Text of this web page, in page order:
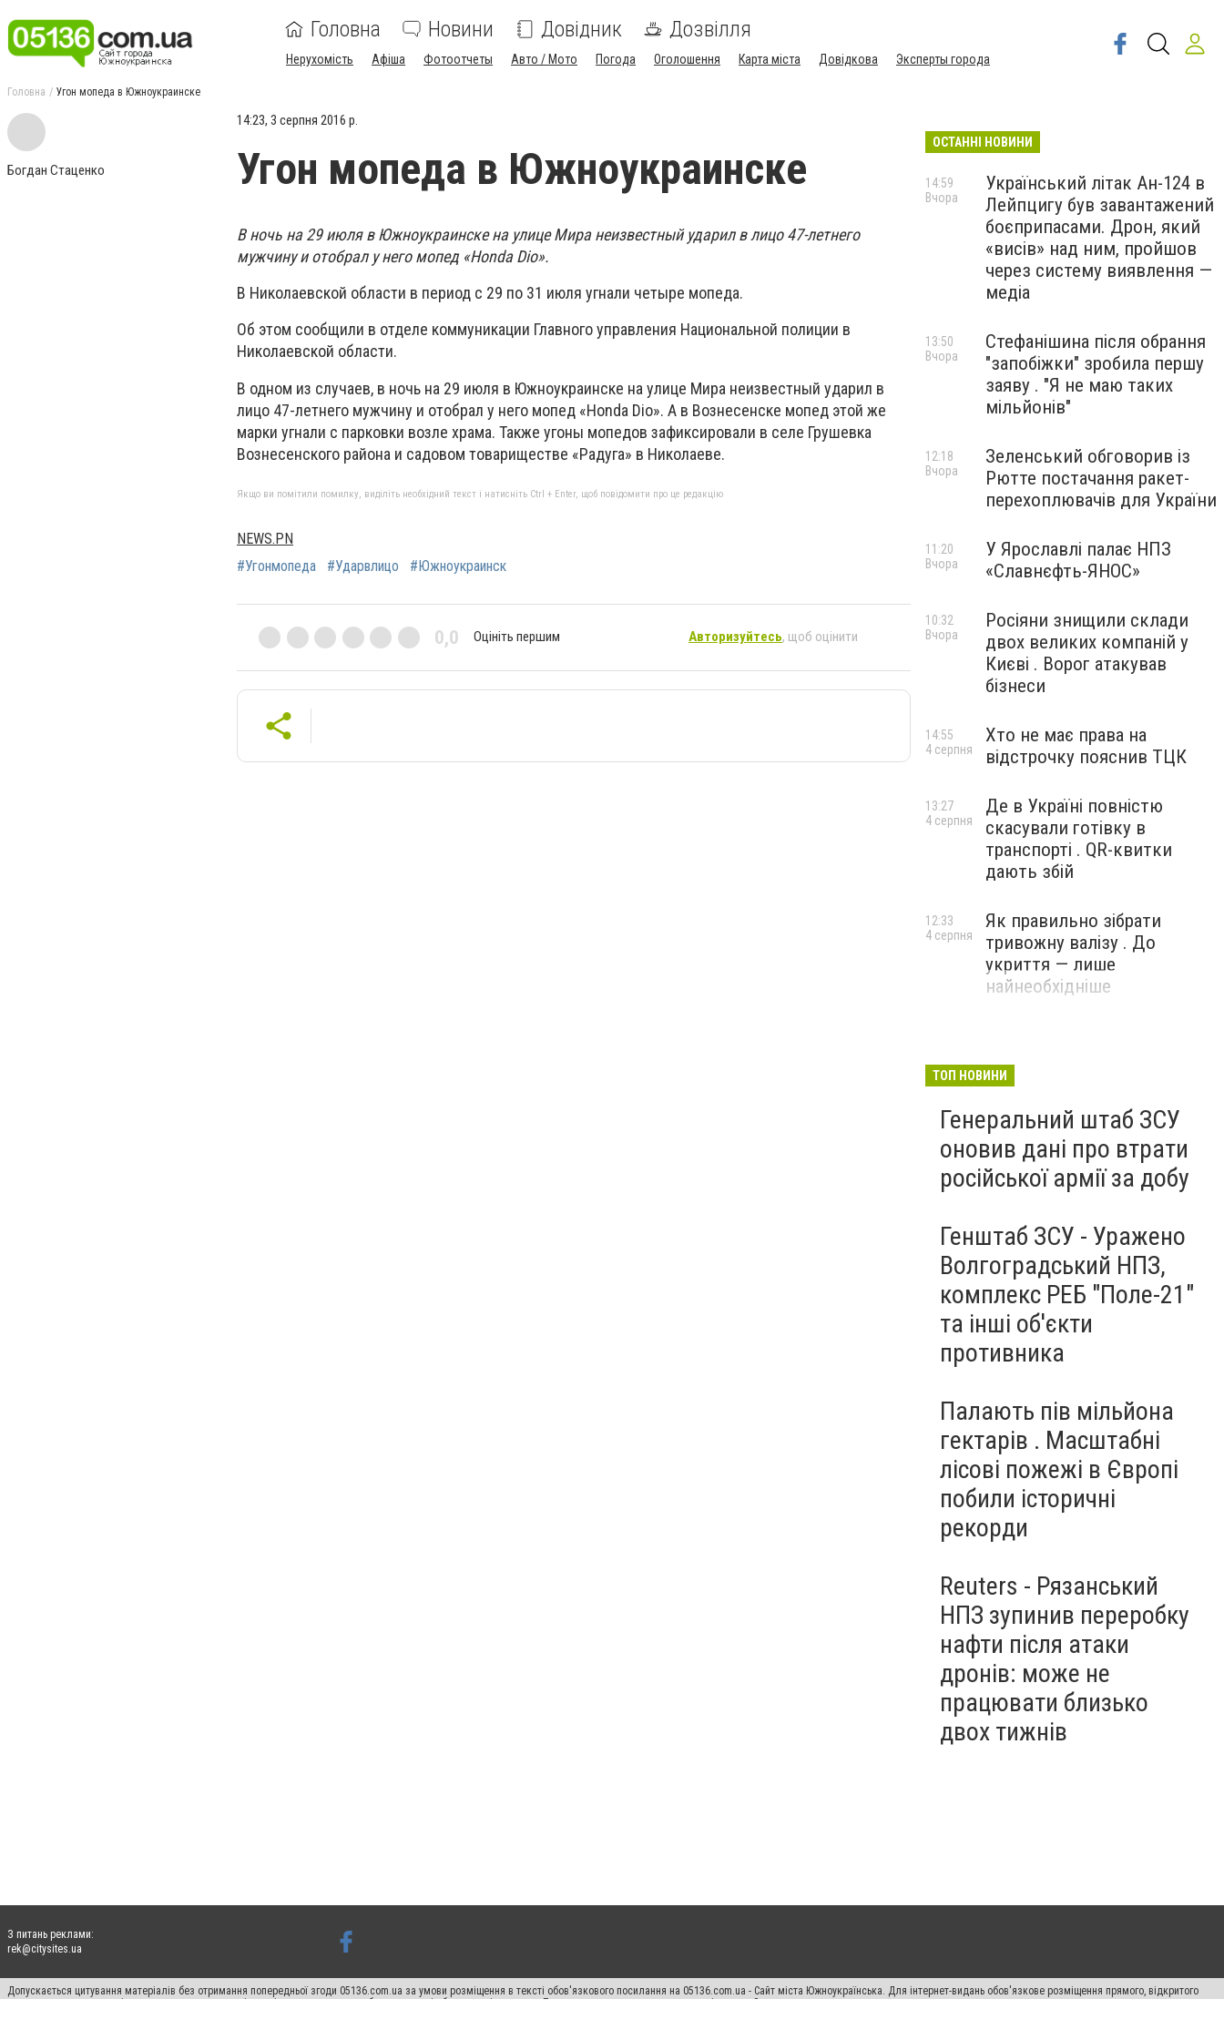
Головна Новини Довідник Дозвілля
Нерухомість Афіша Фотоотчеты Авто / Мото Погода Оголошення Карта міста Довідкова Эксперты города
Головна Угон мопеда в Южноукраинске
Богдан Стаценко
14:23, 3 серпня 2016 р.
Угон мопеда в Южноукраинске
В ночь на 29 июля в Южноукраинске на улице Мира неизвестный ударил в лицо 47-летнего
мужчину и отобрал у него мопед «Honda Dio».
В Николаевской области в период с 29 по 31 июля угнали четыре мопеда.
Об этом сообщили в отделе коммуникации Главного управления Национальной полиции в
Николаевской области.
В одном из случаев, в ночь на 29 июля в Южноукраинске на улице Мира неизвестный ударил в
лицо 47-летнего мужчину и отобрал у него мопед «Honda Dio». А в Вознесенске мопед этой же
марки угнали с парковки возле храма. Также угоны мопедов зафиксировали в селе Грушевка
Вознесенского района и садовом товариществе «Радуга» в Николаеве.
Якщо ви помітили помилку, виділіть необхідний текст і натисніть Ctrl + Enter, щоб повідомити про це редакцію
NEWS.PN
#Угонмопеда
#Ударвлицо #Южноукраинск
0,0 Оцініть першим Авторизуйтесь, щоб оцінити
ОСТАННІ НОВИНИ
Український літак Ан-124 в
Лейпцигу був завантажений
боєприпасами. Дрон, який
«висів» над ним, пройшов
через систему виявлення —
медіа
14:59
Вчора
Стефанішина після обрання
"запобіжки" зробила першу
заяву . "Я не маю таких
мільйонів"
13:50
Вчора
Зеленський обговорив із
Рютте постачання ракет-
перехоплювачів для України
12:18
Вчора
У Ярославлі палає НПЗ
«Славнєфть-ЯНОС»
11:20
Вчора
Росіяни знищили склади
двох великих компаній у
Києві . Ворог атакував
бізнеси
10:32
Вчора
Хто не має права на
відстрочку пояснив ТЦК
14:55
4 серпня
Де в Україні повністю
скасували готівку в
транспорті . QR-квитки
дають збій
13:27
4 серпня
Як правильно зібрати
тривожну валізу . До
укриття — лише
найнеобхідніше
12:33
4 серпня
ТОП НОВИНИ
Генеральний штаб ЗСУ
оновив дані про втрати
російської армії за добу
Генштаб ЗСУ - Уражено
Волгоградський НПЗ,
комплекс РЕБ "Поле-21"
та інші об'єкти
противника
Палають пів мільйона
гектарів . Масштабні
лісові пожежі в Європі
побили історичні
рекорди
Reuters - Рязанський
НПЗ зупинив переробку
нафти після атаки
дронів: може не
працювати близько
двох тижнів
З питань реклами:
rek@citysites.ua
Допускається цитування матеріалів без отримання попередньої згоди 05136.com.ua за умови розміщення в тексті обов'язкового посилання на 05136.com.ua - Сайт міста Южноукраїнська. Для інтернет-видань обов'язкове розміщення прямого, відкритого
для пошукових систем гіперпосилання на цитовані статті не нижче другого абзацу в тексті або в якості джерела. Порушення виняткових прав переслідується Законом.